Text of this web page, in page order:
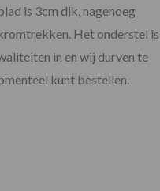
is 3cm dik, nagenoeg
Het onderstel
in en wij durven te
kunt bestellen.